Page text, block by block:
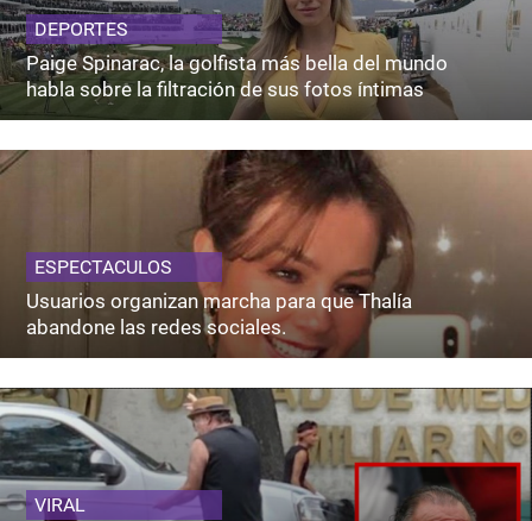
DEPORTES
Paige Spinarac, la golfista más bella del mundo
habla sobre la filtración de sus fotos íntimas
ESPECTACULOS
Usuarios organizan marcha para que Thalía
abandone las redes sociales.
VIRAL